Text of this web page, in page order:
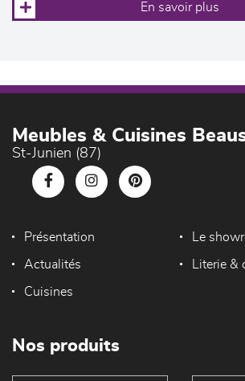
En savoir plus
Meubles & Cuisines
St-Junien (87)
Présentation Le
Actualités Literie &
Cuisines
Nos produits